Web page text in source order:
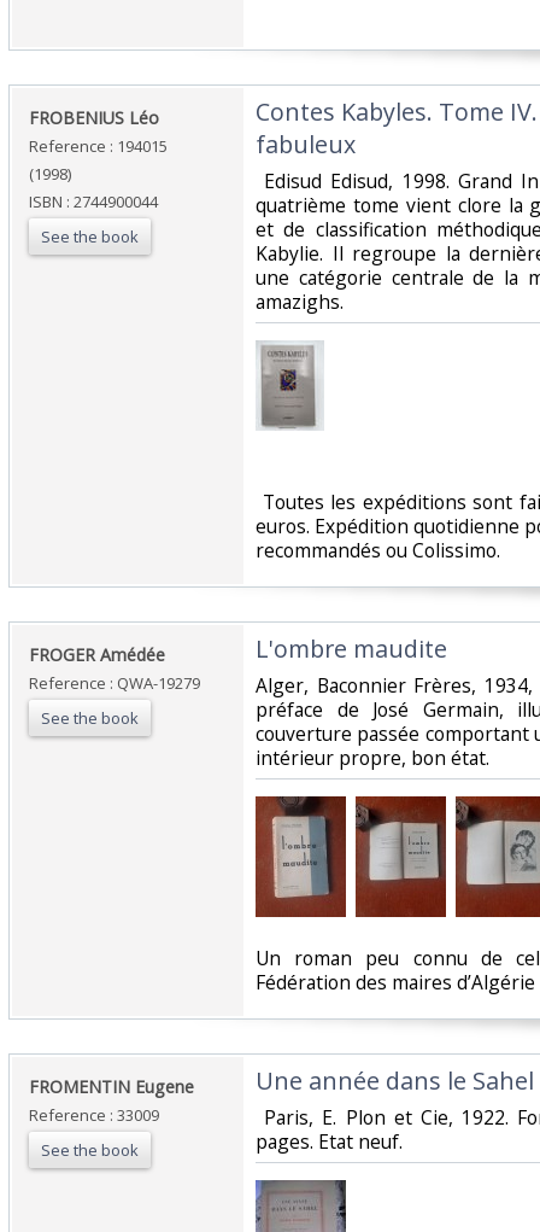
‎FROBENIUS Léo‎
Reference : 194015
(1998)
ISBN : 2744900044
See the book
‎Contes Kabyles. Tome
fabuleux‎
Edisud Edisud, 1998. Grand
quatrième tome vient clore la
et de classification
Kabylie. Il regroupe la
une catégorie centrale de la
amazighs.‎
Toutes les expéditions sont
euros. Expédition quotidienne
recommandés ou Colissimo. ‎
‎FROGER Amédée ‎
Reference : QWA-19279
See the book
‎L'ombre maudite ‎
‎Alger, Baconnier Frères,
préface de José Germain,
couverture passée
intérieur propre, bon état. ‎
‎Un roman peu connu de
Fédération des maires
‎FROMENTIN Eugene ‎
Reference : 33009
See the book
‎Une année dans le Sahel‎
Paris, E. Plon et Cie, 1922.
pages. Etat neuf. ‎